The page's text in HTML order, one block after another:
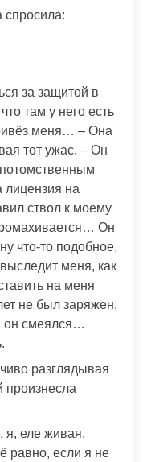
спросила:
за защитой в
там у него есть
меня… – Она
тот ужас. – Он
лицензия на
ствол к моему
Он
что-то подобное,
меня, как
на меня
не был заряжен,
он смеялся…
разглядывая
произнесла
я, еле живая,
если я не